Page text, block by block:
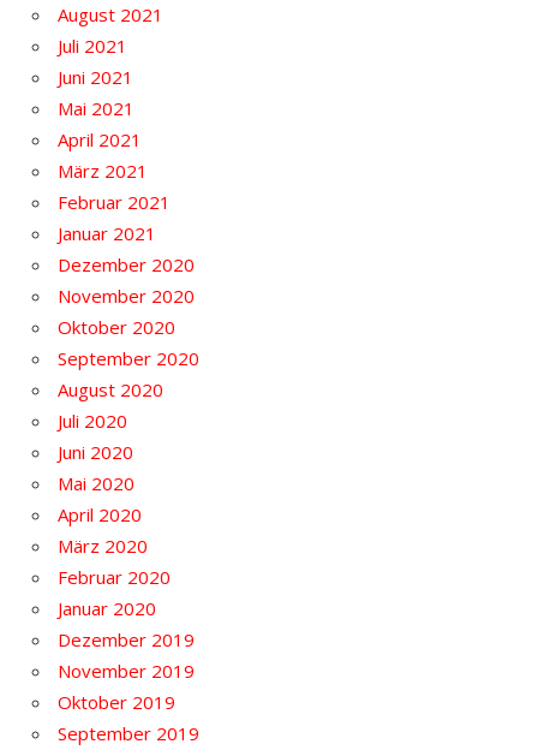
August 2021
Juli 2021
Juni 2021
Mai 2021
April 2021
März 2021
Februar 2021
Januar 2021
Dezember 2020
November 2020
Oktober 2020
September 2020
August 2020
Juli 2020
Juni 2020
Mai 2020
April 2020
März 2020
Februar 2020
Januar 2020
Dezember 2019
November 2019
Oktober 2019
September 2019